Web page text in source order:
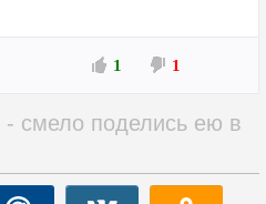
1 1
- смело поделись ею в